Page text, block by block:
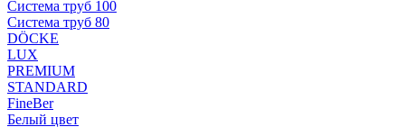
Система труб 100
Система труб 80
DÖCKE
LUX
PREMIUM
STANDARD
FineBer
Белый цвет